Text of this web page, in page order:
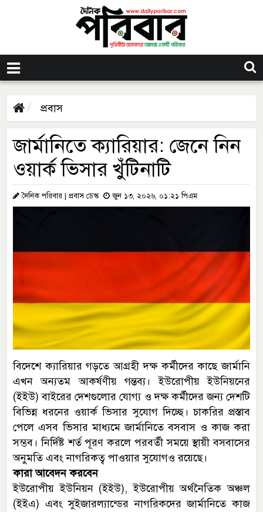
প্রবাস
জার্মানিতে ক্যারিয়ার: জেনে নিন
ওয়ার্ক ভিসার খুঁটিনাটি
দৈনিক পরিবার | প্রবাস ডেস্ক জুন ১৩, ২০২৬, ০১:২১ পিএম
বিদেশে ক্যারিয়ার গড়তে আগ্রহী দক্ষ কর্মীদের কাছে জার্মানি
এখন অন্যতম আকর্ষণীয় গন্তব্য। ইউরোপীয় ইউনিয়নের
(ইইউ) বাইরের দেশগুলোর যোগ্য ও দক্ষ কর্মীদের জন্য দেশটি
বিভিন্ন ধরনের ওয়ার্ক ভিসার সুযোগ দিচ্ছে। চাকরির প্রস্তাব
পেলে এসব ভিসার মাধ্যমে জার্মানিতে বসবাস ও কাজ করা
সম্ভব। নির্দিষ্ট শর্ত পূরণ করলে পরবর্তী সময়ে স্থায়ী বসবাসের
অনুমতি এবং নাগরিকত্ব পাওয়ার সুযোগও রয়েছে।
কারা আবেদন করবেন
ইউরোপীয় ইউনিয়ন (ইইউ), ইউরোপীয় অর্থনৈতিক অঞ্চল
(ইইএ) এবং সুইজারল্যান্ডের নাগরিকদের জার্মানিতে কাজ